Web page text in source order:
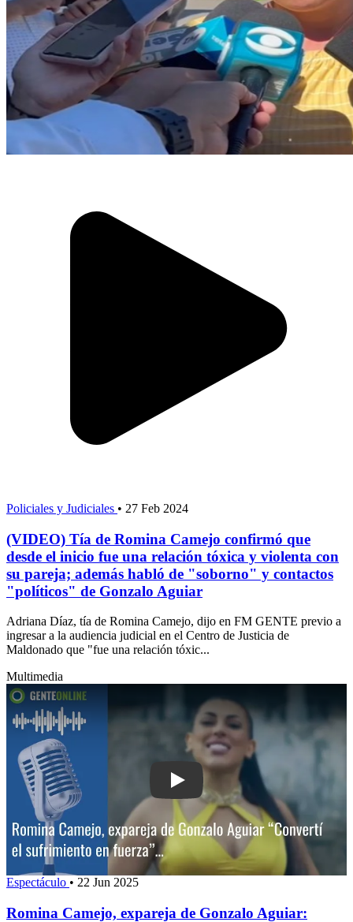
Policiales y Judiciales • 27 Feb 2024
(VIDEO) Tía de Romina Camejo confirmó que
desde el inicio fue una relación tóxica y violenta con
su pareja; además habló de "soborno" y contactos
"políticos" de Gonzalo Aguiar
Adriana Díaz, tía de Romina Camejo, dijo en FM GENTE previo a
ingresar a la audiencia judicial en el Centro de Justicia de
Maldonado que "fue una relación tóxic...
Multimedia
Play: Romina Camejo, expareja de
Espectáculo • 22 Jun 2025
Romina Camejo, expareja de Gonzalo Aguiar: